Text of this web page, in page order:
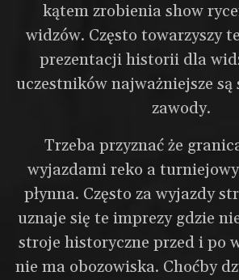
kątem zrobienia show
widzów. Często towarzyszy
prezentacji historii dla
uczestników najważniejsze są
zawody.
Trzeba przyznać że
wyjazdami reko a
płynna. Często za wyjazdy
uznaje się te imprezy gdzie
stroje historyczne przed i po
nie ma obozowiska. Choćby